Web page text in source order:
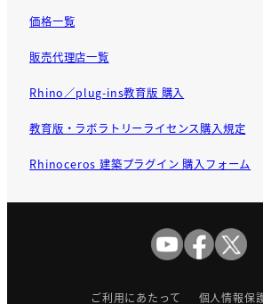
価格一覧
販売代理店一覧
Rhino／plug-ins教育版 購入
教育版・ラボラトリーライセンス購入規定
Rhinoceros 建築プラグイン 購入フォーム
ご利用にあたって 個人情報保